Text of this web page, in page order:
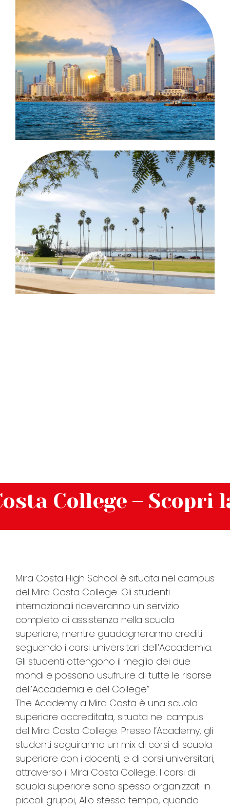
– Scopri la
Mira Costa High School è situata nel campus
del Mira Costa College. Gli studenti
internazionali riceveranno un servizio
completo di assistenza nella scuola
superiore, mentre guadagneranno crediti
seguendo i corsi universitari dell’Accademia.
Gli studenti ottengono il meglio dei due
mondi e possono usufruire di tutte le risorse
dell’Accademia e del College”.
The Academy a Mira Costa è una scuola
superiore accreditata, situata nel campus
del Mira Costa College. Presso l’Academy, gli
studenti seguiranno un mix di corsi di scuola
superiore con i docenti, e di corsi universitari,
attraverso il Mira Costa College. I corsi di
scuola superiore sono spesso organizzati in
piccoli gruppi, Allo stesso tempo, quando